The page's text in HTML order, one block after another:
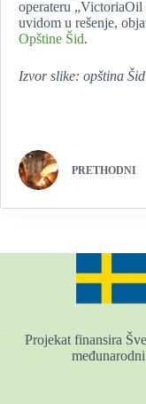
operateru „VictoriaOil
uvidom u rešenje,
Opštine Šid.
Izvor slike: opština Šid
PRETHODNI
Projekat finansira